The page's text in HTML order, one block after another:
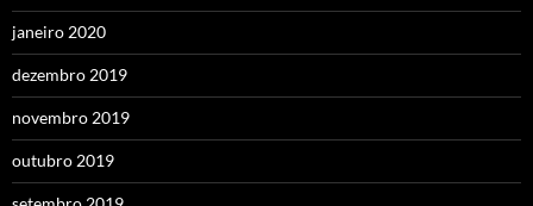
janeiro 2020
dezembro 2019
novembro 2019
outubro 2019